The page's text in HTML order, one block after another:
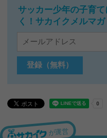
サッカー少年の子育
く！サカイクメルマガ
が運営